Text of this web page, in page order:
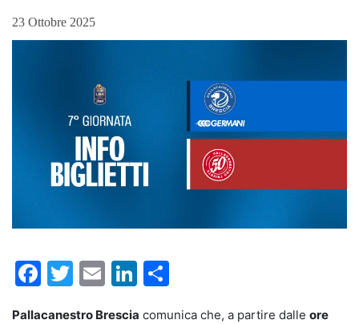
23 Ottobre 2025
Facebook
Twitter
EmailLinkedIn
Pallacanestro Brescia comunica che, a partire dalle ore